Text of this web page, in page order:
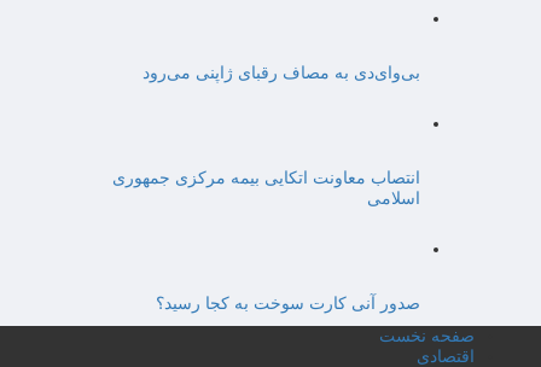
بی‌وای‌دی به مصاف رقبای ژاپنی می‌رود
انتصاب معاونت اتکایی بیمه مرکزی جمهوری
اسلامی
صدور آنی کارت سوخت به کجا رسید؟
صفحه نخست
اقتصادی